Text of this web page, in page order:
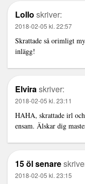
Lollo skriver:
2018-02-05 kl. 22:57
Skrattade så orimligt
inlägg!
Elvira skriver:
2018-02-05 kl. 23:11
HAHA, skrattade irl
ensam. Älskar dig
15 öl senare
2018-02-05 kl. 23:15